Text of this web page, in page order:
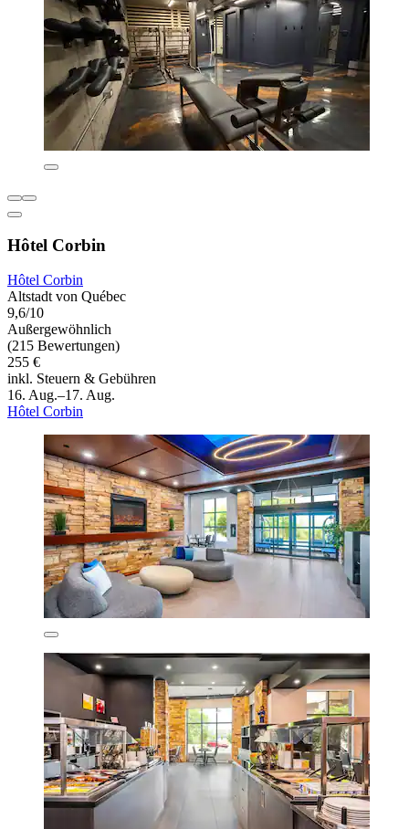
Hôtel Corbin
Hôtel Corbin
Altstadt von Québec
9,6/10
Außergewöhnlich
(215 Bewertungen)
255 €
inkl. Steuern & Gebühren
16. Aug.–17. Aug.
Hôtel Corbin